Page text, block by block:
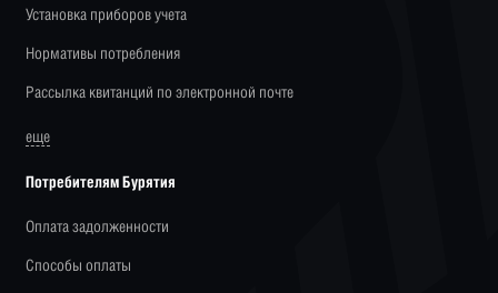
Установка приборов учета
Нормативы потребления
Рассылка квитанций по электронной почте
еще
Потребителям Бурятия
Оплата задолженности
Способы оплаты